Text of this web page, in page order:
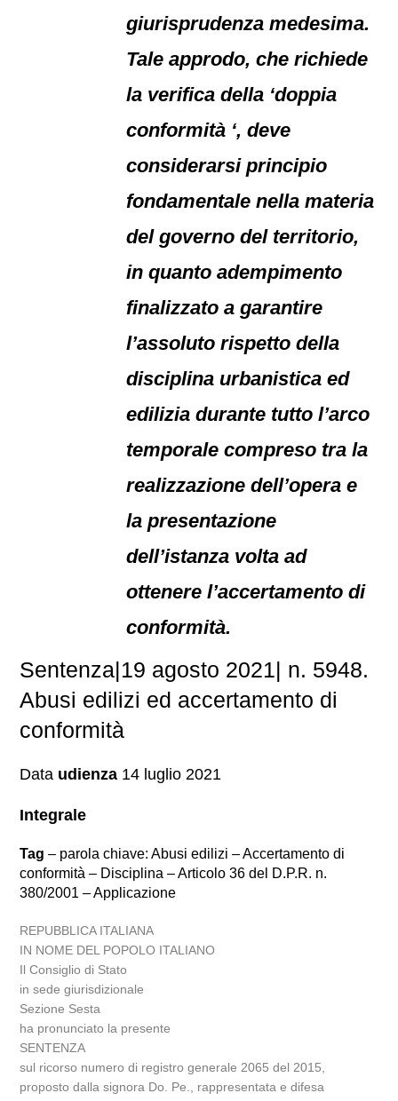
giurisprudenza medesima.
Tale approdo, che richiede
la verifica della ‘doppia
conformità ‘, deve
considerarsi principio
fondamentale nella materia
del governo del territorio,
in quanto adempimento
finalizzato a garantire
l’assoluto rispetto della
disciplina urbanistica ed
edilizia durante tutto l’arco
temporale compreso tra la
realizzazione dell’opera e
la presentazione
dell’istanza volta ad
ottenere l’accertamento di
conformità.
Sentenza|19 agosto 2021| n. 5948.
Abusi edilizi ed accertamento di
conformità
Data udienza 14 luglio 2021
Integrale
Tag – parola chiave: Abusi edilizi – Accertamento di
conformità – Disciplina – Articolo 36 del D.P.R. n.
380/2001 – Applicazione
REPUBBLICA ITALIANA
IN NOME DEL POPOLO ITALIANO
Il Consiglio di Stato
in sede giurisdizionale
Sezione Sesta
ha pronunciato la presente
SENTENZA
sul ricorso numero di registro generale 2065 del 2015,
proposto dalla signora Do. Pe., rappresentata e difesa